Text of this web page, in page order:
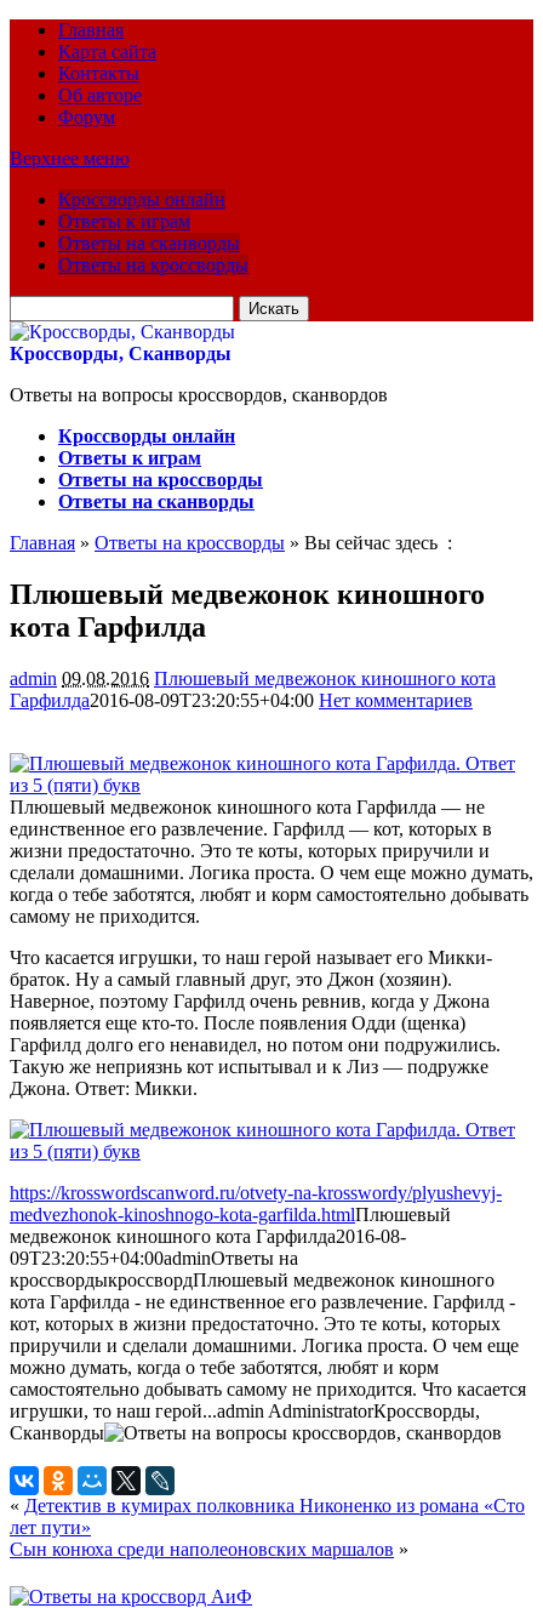
Главная
Карта сайта
Контакты
Об авторе
Форум
Верхнее меню
Кроссворды онлайн
Ответы к играм
Ответы на сканворды
Ответы на кроссворды
для:
Кроссворды, Сканворды
Ответы на вопросы кроссвордов, сканвордов
Кроссворды онлайн
Ответы к играм
Ответы на кроссворды
Ответы на сканворды
Главная » Ответы на кроссворды » Вы сейчас здесь :
Плюшевый медвежонок киношного
кота Гарфилда
admin 09.08.2016 Плюшевый медвежонок киношного кота
Гарфилда2016-08-09T23:20:55+04:00 Нет комментариев
Плюшевый медвежонок киношного кота Гарфилда — не
единственное его развлечение. Гарфилд — кот, которых в
жизни предостаточно. Это те коты, которых приручили и
сделали домашними. Логика проста. О чем еще можно думать,
когда о тебе заботятся, любят и корм самостоятельно добывать
самому не приходится.
Что касается игрушки, то наш герой называет его Микки-
браток. Ну а самый главный друг, это Джон (хозяин).
Наверное, поэтому Гарфилд очень ревнив, когда у Джона
появляется еще кто-то. После появления Одди (щенка)
Гарфилд долго его ненавидел, но потом они подружились.
Такую же неприязнь кот испытывал и к Лиз — подружке
Джона. Ответ: Микки.
https://krosswordscanword.ru/otvety-na-krosswordy/plyushevyj-
medvezhonok-kinoshnogo-kota-garfilda.htmlПлюшевый
медвежонок киношного кота Гарфилда2016-08-
09T23:20:55+04:00adminОтветы на
кроссвордыкроссвордПлюшевый медвежонок киношного
кота Гарфилда - не единственное его развлечение. Гарфилд -
кот, которых в жизни предостаточно. Это те коты, которых
приручили и сделали домашними. Логика проста. О чем еще
можно думать, когда о тебе заботятся, любят и корм
самостоятельно добывать самому не приходится. Что касается
игрушки, то наш герой...admin AdministratorКроссворды,
Сканворды
« Детектив в кумирах полковника Никоненко из романа «Сто
лет пути»
Сын конюха среди наполеоновских маршалов »